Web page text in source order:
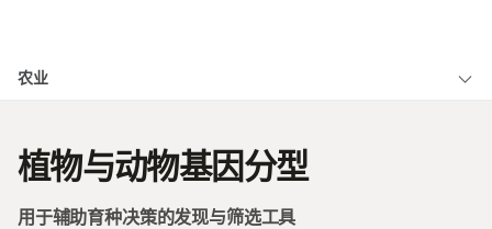
解决方案
公司
农业
植物与动物基因组学
社区
植物与动物基因分型
用于辅助育种决策的发现与筛选工具
查看更多相关内容。选择您感兴趣的领域:
微生物学
农业基因组学
复杂疾病
生殖健康
遗传病和罕见病